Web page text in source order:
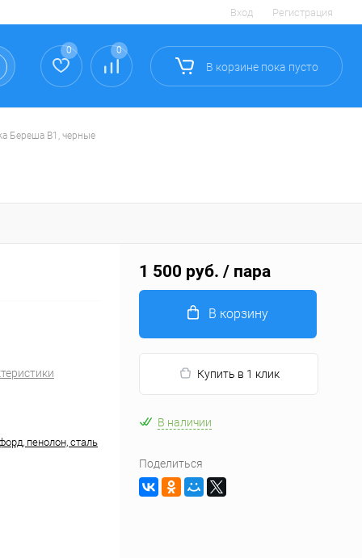
Вход Регистрация
0 0
В корзине пока пусто
Береша B1, черные
пенолон, сталь
1 500 руб. / пара
В корзину
Купить в 1 клик
В наличии
Поделиться